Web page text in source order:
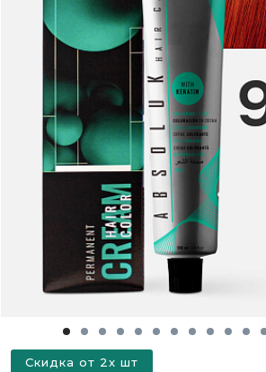
Скидка от 2х шт